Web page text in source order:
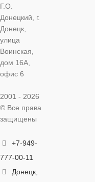
Г.О.
Донецкий, г.
Донецк,
улица
Воинская,
дом 16А,
офис 6
2001 - 2026
© Все права
защищены
+7-949-
777-00-11
Донецк,